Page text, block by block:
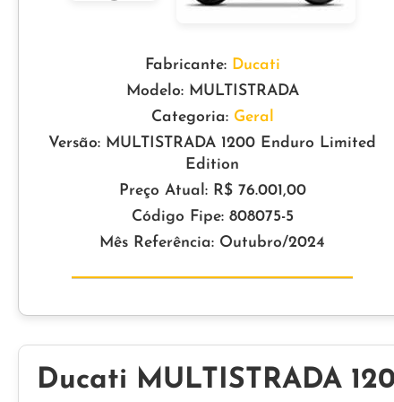
Fabricante: Ducati
Modelo: MULTISTRADA
Categoria: Geral
Versão: MULTISTRADA 1200 Enduro Limited
Edition
Preço Atual: R$ 76.001,00
Código Fipe: 808075-5
Mês Referência: Outubro/2024
Ducati MULTISTRADA